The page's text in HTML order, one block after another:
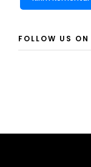
FOLLOW US ON